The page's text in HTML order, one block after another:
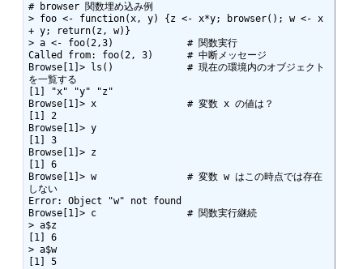
# browser 関数埋め込み例
> foo <- function(x, y) {z <- x*y; browser(); w <- x
+ y; return(z, w)}
> a <- foo(2,3)             # 関数実行
Called from: foo(2, 3)      # 中断メッセージ
Browse[1]> ls()             # 現在の環境内のオブジェクト
を一覧する
[1] "x" "y" "z"
Browse[1]> x                # 変数 x の値は？
[1] 2
Browse[1]> y
[1] 3
Browse[1]> z
[1] 6
Browse[1]> w                # 変数 w はこの時点では存在
しない
Error: Object "w" not found
Browse[1]> c                # 関数実行継続
> a$z
[1] 6
> a$w
[1] 5